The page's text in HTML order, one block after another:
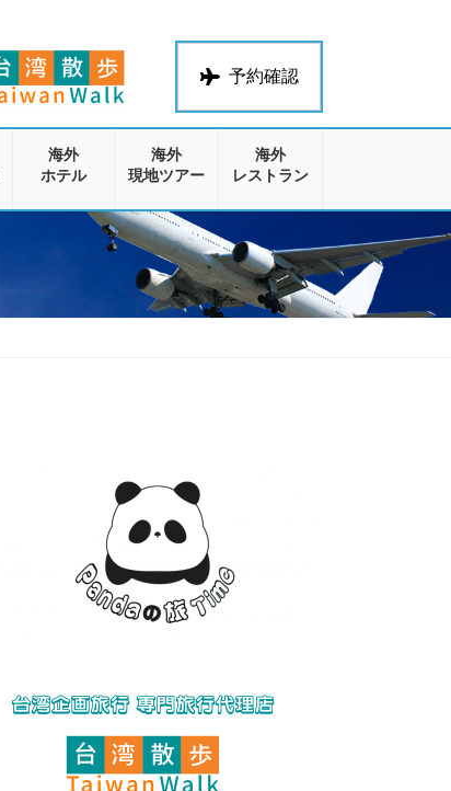
予約確認
海外
ホテル
海外
現地ツアー
海外
レストラン